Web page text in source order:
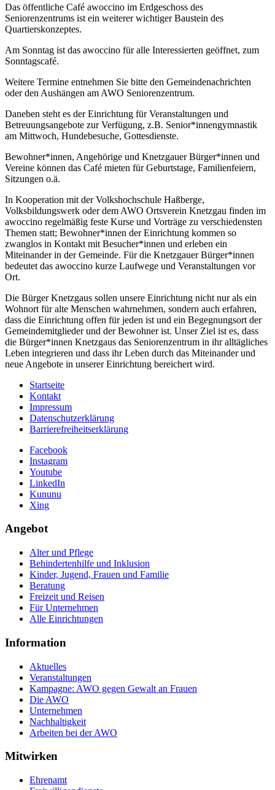
Das öffentliche Café awoccino im Erdgeschoss des
Seniorenzentrums ist ein weiterer wichtiger Baustein des
Quartierskonzeptes.
Am Sonntag ist das awoccino für alle Interessierten geöffnet, zum
Sonntagscafé.
Weitere Termine entnehmen Sie bitte den Gemeindenachrichten
oder den Aushängen am AWO Seniorenzentrum.
Daneben steht es der Einrichtung für Veranstaltungen und
Betreuungsangebote zur Verfügung, z.B. Senior*innengymnastik
am Mittwoch, Hundebesuche, Gottesdienste.
Bewohner*innen, Angehörige und Knetzgauer Bürger*innen und
Vereine können das Café mieten für Geburtstage, Familienfeiern,
Sitzungen o.ä.
In Kooperation mit der Volkshochschule Haßberge,
Volksbildungswerk oder dem AWO Ortsverein Knetzgau finden im
awoccino regelmäßig feste Kurse und Vorträge zu verschiedensten
Themen statt; Bewohner*innen der Einrichtung kommen so
zwanglos in Kontakt mit Besucher*innen und erleben ein
Miteinander in der Gemeinde. Für die Knetzgauer Bürger*innen
bedeutet das awoccino kurze Laufwege und Veranstaltungen vor
Ort.
Die Bürger Knetzgaus sollen unsere Einrichtung nicht nur als ein
Wohnort für alte Menschen wahrnehmen, sondern auch erfahren,
dass die Einrichtung offen für jeden ist und ein Begeg­nungsort der
Gemeindemitglieder und der Bewohner ist. Unser Ziel ist es, dass
die Bürger*innen Knetzgaus das Seniorenzentrum in ihr alltägliches
Leben integrieren und dass ihr Leben durch das Miteinander und
neue Angebote in unserer Einrichtung bereichert wird.
Startseite
Kontakt
Impressum
Datenschutzerklärung
Barrierefreiheitserklärung
Facebook
Instagram
Youtube
LinkedIn
Kununu
Xing
Angebot
Alter und Pflege
Behindertenhilfe und Inklusion
Kinder, Jugend, Frauen und Familie
Beratung
Freizeit und Reisen
Für Unternehmen
Alle Einrichtungen
Information
Aktuelles
Veranstaltungen
Kampagne: AWO gegen Gewalt an Frauen
Die AWO
Unternehmen
Nachhaltigkeit
Arbeiten bei der AWO
Mitwirken
Ehrenamt